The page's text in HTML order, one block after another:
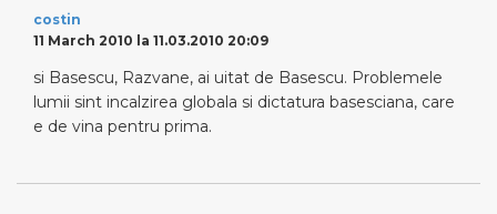
costin
11 March 2010 la 11.03.2010 20:09
si Basescu, Razvane, ai uitat de Basescu. Problemele
lumii sint incalzirea globala si dictatura basesciana, care
e de vina pentru prima.